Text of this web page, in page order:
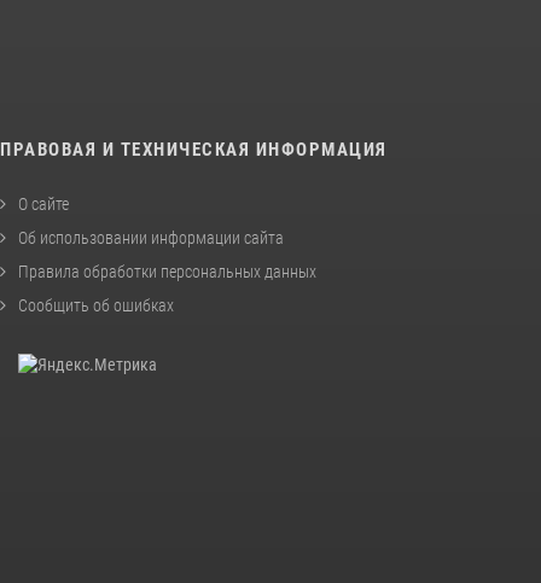
ПРАВОВАЯ И ТЕХНИЧЕСКАЯ ИНФОРМАЦИЯ
О сайте
Об использовании информации сайта
Правила обработки персональных данных
Сообщить об ошибках